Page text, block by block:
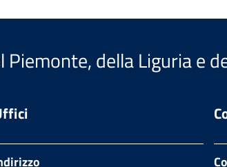
Piemonte, della Liguria e